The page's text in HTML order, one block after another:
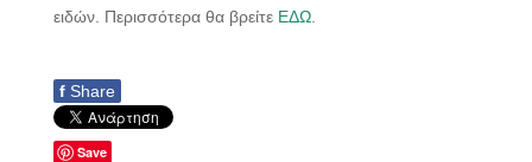
ειδών. Περισσότερα θα βρείτε ΕΔΩ
f Share
Save